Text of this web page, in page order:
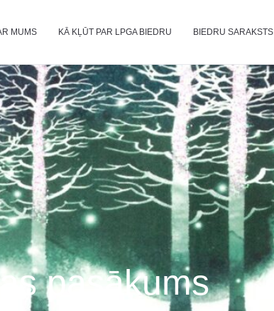
MUMS KĀ KĻŪT PAR LPGA BIEDRU BIEDRU SARAKSTS
pasākums